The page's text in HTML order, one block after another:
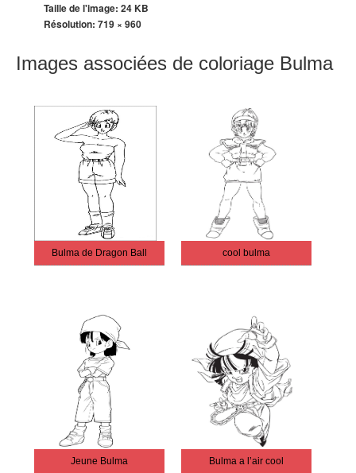
Taille de l'image: 24 KB
Résolution: 719 × 960
Images associées de coloriage Bulma
Bulma de Dragon Ball cool bulma
Jeune Bulma Bulma a l’air cool